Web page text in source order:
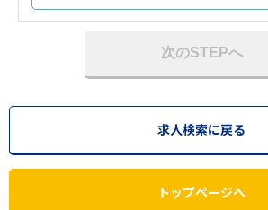
次のSTEPへ
求人検索に戻る
トップページへ